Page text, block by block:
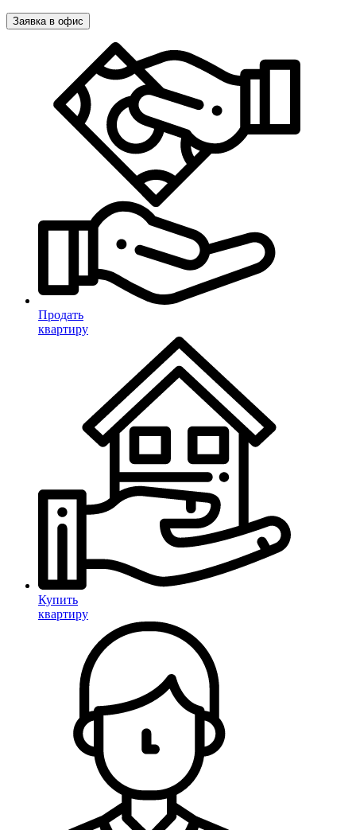
Заявка в офис
Продать
квартиру
Купить
квартиру